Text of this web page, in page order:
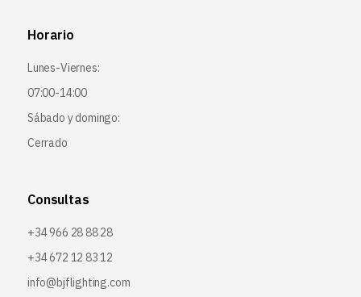
Horario
Lunes-Viernes:
07:00-14:00
Sábado y domingo:
Cerrado
Consultas
+34 966 28 88 28
+34 672 12 83 12
info@bjflighting.com